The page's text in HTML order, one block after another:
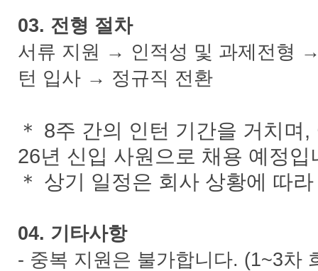
03. 전형 절차
서류 지원 → 인적성 및 과제전형
턴 입사 → 정규직 전환
＊ 8주 간의 인턴 기간을 거치며
26년 신입 사원으로 채용 예정
＊ 상기 일정은 회사 상황에 따
04. 기타사항
- 중복 지원은 불가합니다. (1~3차